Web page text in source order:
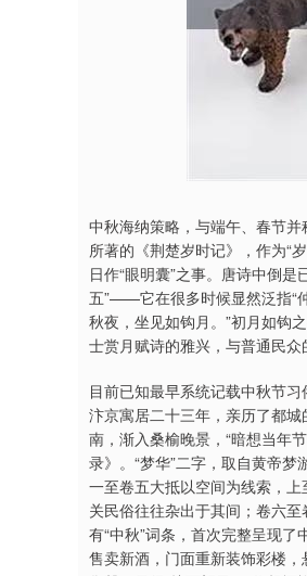
中秋海纳策略，与端午、春节
所著的《荆楚岁时记》，作为“
日作“眼明囊”之事。唐诗中倒
五”——它在很多时候显然泛指“
秋夜，坐见如钩月。”初月如钩
士赏月赋诗的雅兴，与普通民众
目前已知最早系统记载中秋节
汴京寓居二十三年，亲历了都
南，渐入桑榆晚景，“暗想当年
录》。“梦华”二字，取自黄帝
一至卷五大抵以空间为线索，
关民俗往往杂出于其间；卷六
有“中秋”词条，首次完整呈现
售卖新酒，门面重新装饰彩楼，